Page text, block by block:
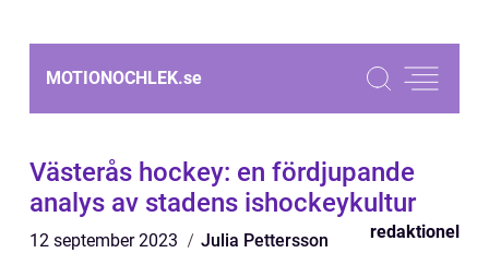
MOTIONOCHLEK.se
Västerås hockey: en fördjupande
analys av stadens ishockeykultur
12 september 2023 Julia Pettersson redaktionel